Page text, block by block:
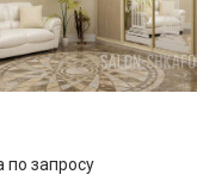
по запросу